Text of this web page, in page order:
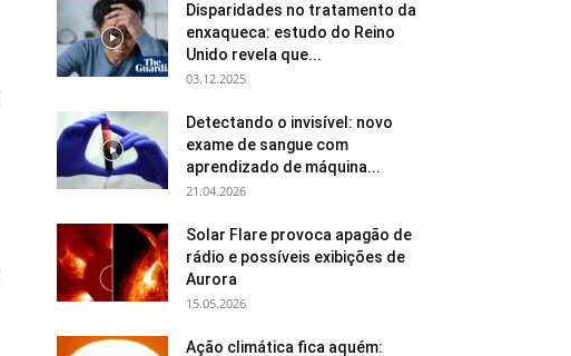
Disparidades no tratamento da
enxaqueca: estudo do Reino
Unido revela que...
03.12.2025
Detectando o invisível: novo
exame de sangue com
aprendizado de máquina...
21.04.2026
Solar Flare provoca apagão de
rádio e possíveis exibições de
Aurora
15.05.2026
Ação climática fica aquém: